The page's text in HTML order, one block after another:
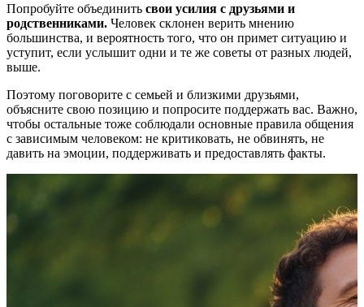
Попробуйте объединить свои усилия с друзьями и
родственниками. Человек склонен верить мнению
большинства, и вероятность того, что он примет ситуацию и
уступит, если услышит одни и те же советы от разных людей,
выше.
Поэтому поговорите с семьей и близкими друзьями,
объясните свою позицию и попросите поддержать вас. Важно,
чтобы остальные тоже соблюдали основные правила общения
с зависимым человеком: не критиковать, не обвинять, не
давить на эмоции, поддерживать и предоставлять факты.